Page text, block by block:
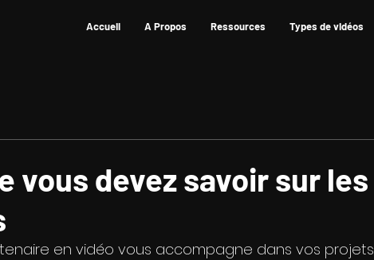
Accueil A Propos Ressources Types de vidéos
vous devez savoir sur les
en vidéo vous accompagne dans vos projets